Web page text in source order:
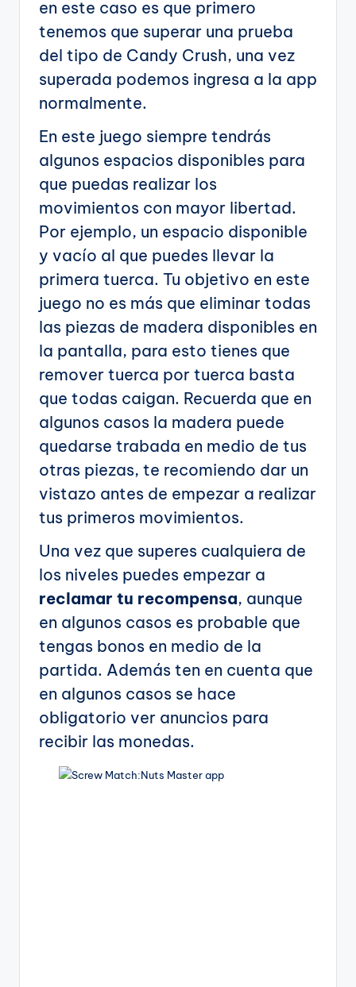
en este caso es que primero
tenemos que superar una prueba
del tipo de Candy Crush, una vez
superada podemos ingresa a la app
normalmente.
En este juego siempre tendrás
algunos espacios disponibles para
que puedas realizar los
movimientos con mayor libertad.
Por ejemplo, un espacio disponible
y vacío al que puedes llevar la
primera tuerca. Tu objetivo en este
juego no es más que eliminar todas
las piezas de madera disponibles en
la pantalla, para esto tienes que
remover tuerca por tuerca basta
que todas caigan. Recuerda que en
algunos casos la madera puede
quedarse trabada en medio de tus
otras piezas, te recomiendo dar un
vistazo antes de empezar a realizar
tus primeros movimientos.
Una vez que superes cualquiera de
los niveles puedes empezar a
reclamar tu recompensa, aunque
en algunos casos es probable que
tengas bonos en medio de la
partida. Además ten en cuenta que
en algunos casos se hace
obligatorio ver anuncios para
recibir las monedas.